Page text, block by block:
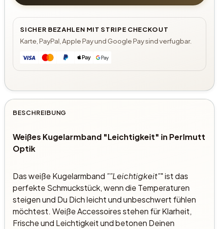
SICHER BEZAHLEN MIT STRIPE CHECKOUT
Karte, PayPal, Apple Pay und Google Pay sind verfugbar.
BESCHREIBUNG
Weißes Kugelarmband "Leichtigkeit" in Perlmutt
Optik
Das weiße Kugelarmband ""Leichtigkeit"" ist das
perfekte Schmuckstück, wenn die Temperaturen
steigen und Du Dich leicht und unbeschwert fühlen
möchtest. Weiße Accessoires stehen für Klarheit,
Frische und Leichtigkeit und betonen Deinen